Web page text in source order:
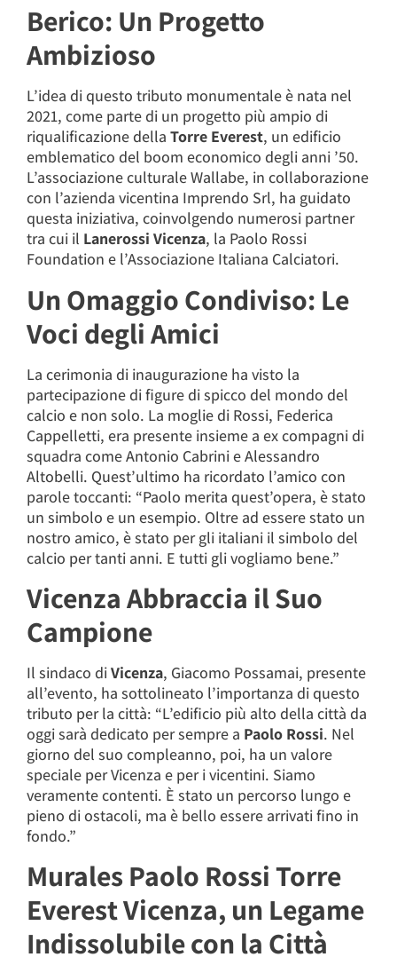
Berico: Un Progetto
Ambizioso
L’idea di questo tributo monumentale è nata nel
2021, come parte di un progetto più ampio di
riqualificazione della Torre Everest, un edificio
emblematico del boom economico degli anni ’50.
L’associazione culturale Wallabe, in collaborazione
con l’azienda vicentina Imprendo Srl, ha guidato
questa iniziativa, coinvolgendo numerosi partner
tra cui il Lanerossi Vicenza, la Paolo Rossi
Foundation e l’Associazione Italiana Calciatori.
Un Omaggio Condiviso: Le
Voci degli Amici
La cerimonia di inaugurazione ha visto la
partecipazione di figure di spicco del mondo del
calcio e non solo. La moglie di Rossi, Federica
Cappelletti, era presente insieme a ex compagni di
squadra come Antonio Cabrini e Alessandro
Altobelli. Quest’ultimo ha ricordato l’amico con
parole toccanti: “Paolo merita quest’opera, è stato
un simbolo e un esempio. Oltre ad essere stato un
nostro amico, è stato per gli italiani il simbolo del
calcio per tanti anni. E tutti gli vogliamo bene.”
Vicenza Abbraccia il Suo
Campione
Il sindaco diVicenza, Giacomo Possamai, presente
all’evento, ha sottolineato l’importanza di questo
tributo per la città: “L’edificio più alto della città da
oggi sarà dedicato per sempre a Paolo Rossi. Nel
giorno del suo compleanno, poi, ha un valore
speciale per Vicenza e per i vicentini. Siamo
veramente contenti. È stato un percorso lungo e
pieno di ostacoli, ma è bello essere arrivati fino in
fondo.”
Murales Paolo Rossi Torre
Everest Vicenza, un Legame
Indissolubile con la Città